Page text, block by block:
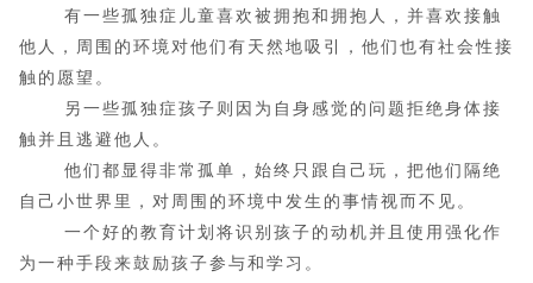
有一些孤独症儿童喜欢被拥抱和拥抱人，并喜欢接触
他人，周围的环境对他们有天然地吸引，他们也有社会性接
触的愿望。
另一些孤独症孩子则因为自身感觉的问题拒绝身体接
触并且逃避他人。
他们都显得非常孤单，始终只跟自己玩，把他们隔绝
自己小世界里，对周围的环境中发生的事情视而不见。
一个好的教育计划将识别孩子的动机并且使用强化作
为一种手段来鼓励孩子参与和学习。